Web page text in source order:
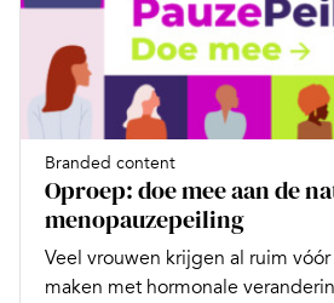
Branded content
Oproep: doe mee aan de
menopauzepeiling
Veel vrouwen krijgen al ruim
maken met hormonale